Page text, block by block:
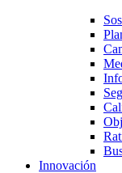
Innovación